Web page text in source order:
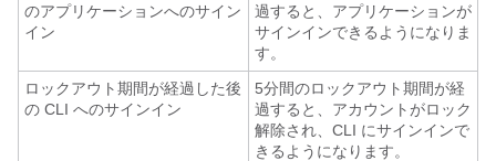
のアプリケーションへのサイン
イン
過すると、アプリケーションが
サインインできるようになりま
す。
ロックアウト期間が経過した後
の CLI へのサインイン
5分間のロックアウト期間が経
過すると、アカウントがロック
解除され、CLI にサインインで
きるようになります。